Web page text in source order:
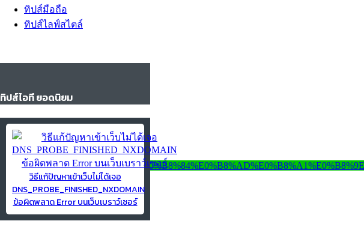
ทิปส์มือถือ
ทิปส์ไลฟ์สไตล์
ทิปส์ไอที ยอดนิยม
วิธีแก้ปัญหาเข้าเว็บไม่ได้เจอ
DNS_PROBE_FINISHED_NXDOMAIN
ข้อผิดพลาด Error บนเว็บเบราว์เซอร์